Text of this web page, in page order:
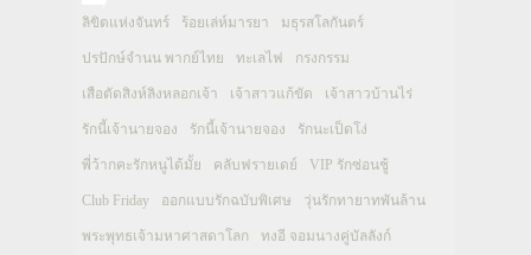
ลิขิตแห่งจันทร์ ร้อยเล่ห์มารยา มธุรสโลกันตร์
ปรปักษ์จำนน พากย์ไทย ทะเลไฟ กรงกรรม
เสือตัดสิงห์ลิงหลอกเจ้า เจ้าสาวแก้ขัด เจ้าสาวบ้านไร่
รักนี้เจ้านายจอง รักนี้เจ้านายจอง รักนะเป็ดโง่
พี่ว้ากคะรักหนูได้มั้ย คลับฟรายเดย์ VIP รักซ่อนชู้
Club Friday ออกแบบรักฉบับพิเศษ วุ่นรักทายาทพันล้าน
พระพุทธเจ้ามหาศาสดาโลก ทงอี จอมนางคู่บัลลังก์